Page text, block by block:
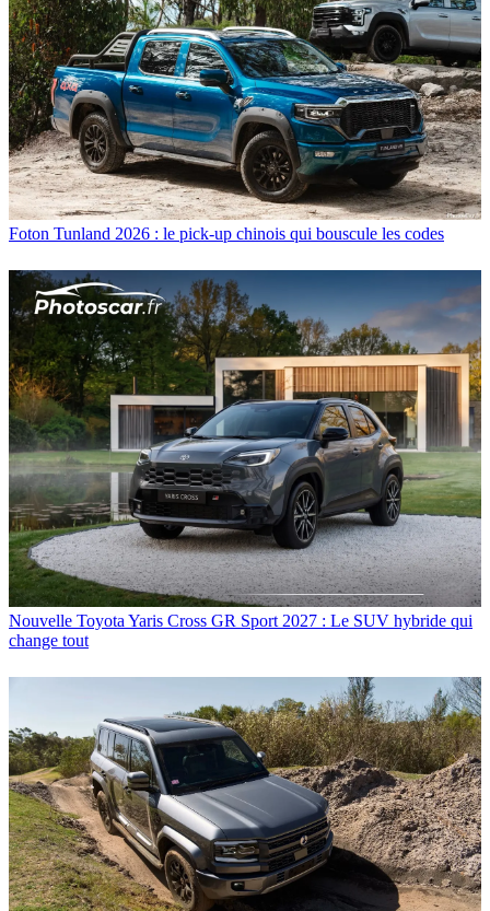
Foton Tunland 2026 : le pick-up chinois qui bouscule les codes
Nouvelle Toyota Yaris Cross GR Sport 2027 : Le SUV hybride qui
change tout